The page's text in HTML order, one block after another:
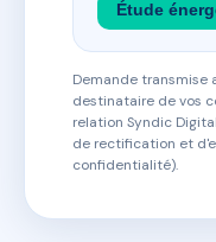
Étude
Demande transmise
destinataire de vos
relation Syndic
de rectification et
confidentialité).